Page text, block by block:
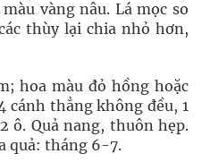
vàng nâu. Lá mọc so
thùy lại chia nhỏ hơn,
hoa màu đỏ hồng hoặc
cánh thẳng không đều, 1
ô. Quả nang, thuôn hẹp.
quả: tháng 6-7.